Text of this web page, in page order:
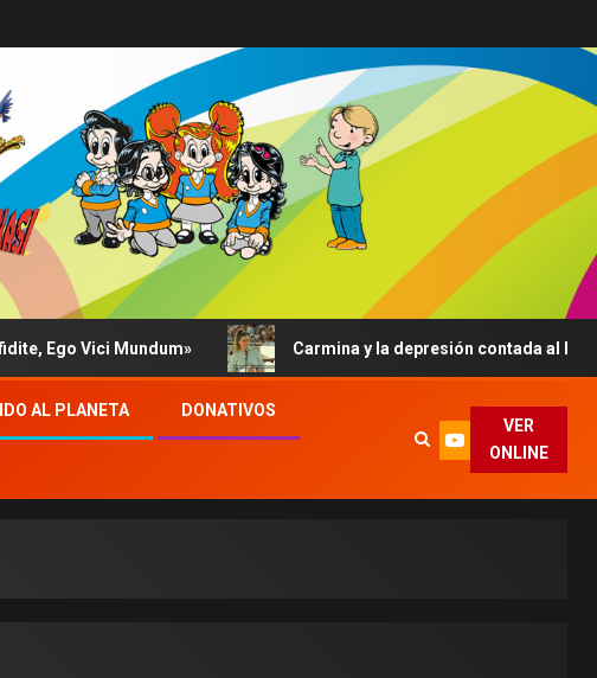
Mundum» Carmina y la depresión contada al Papa: su
AL PLANETA DONATIVOS
VER
ONLINE